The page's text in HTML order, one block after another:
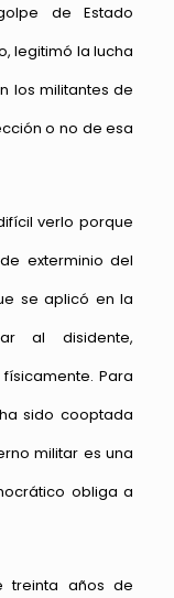
de Estado
legitimó la lucha
los militantes de
o no de esa
verlo porque
exterminio del
se aplicó en la
al disidente,
Para
sido cooptada
militar es una
obliga a
treinta años de